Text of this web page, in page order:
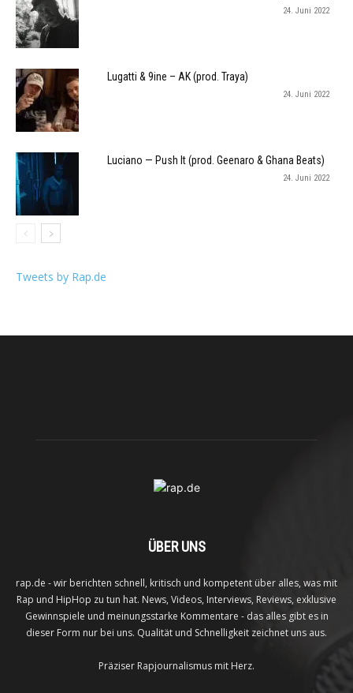
24. Juni 2022
Lugatti & 9ine – AK (prod. Traya)
24. Juni 2022
Luciano — Push It (prod. Geenaro & Ghana Beats)
24. Juni 2022
Tweets by Rap.de
ÜBER UNS
rap.de - wir berichten schnell, kritisch und kompetent über alles, was mit
Rap und HipHop zu tun hat. News, Videos, Interviews, Reviews, exklusive
Gewinnspiele und meinungsstarke Kommentare - das alles gibt es in
dieser Form nur bei uns. Qualität und Schnelligkeit zeichnet uns aus.
Präziser Rapjournalismus mit Herz.